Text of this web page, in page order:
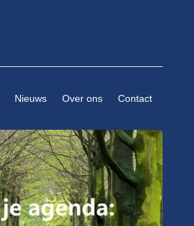
Nieuws Over ons Contact